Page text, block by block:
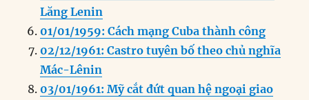
Lăng Lenin
01/01/1959: Cách mạng Cuba thành công
02/12/1961: Castro tuyên bố theo chủ nghĩa
Mác-Lênin
03/01/1961: Mỹ cắt đứt quan hệ ngoại giao